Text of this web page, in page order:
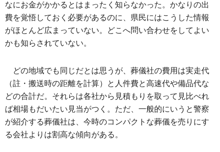
なにお金がかかるとはまったく知らなかった。かなりの出
費を覚悟しておく必要があるのに、県民にはこうした情報
がほとんど広まっていない。どこへ問い合わせをしてよい
かも知らされていない。
どの地域でも同じだとは思うが、葬儀社の費用は実走代
（註・搬送時の距離を計算）と人件費と高速代や備品代な
どの合計だ。それらは各社から見積もりを取って見比べれ
ば相場もだいたい見当がつく。ただ、一般的にいうと警察
が紹介する葬儀社は、今時のコンパクトな葬儀を売りにす
る会社よりは割高な傾向がある。